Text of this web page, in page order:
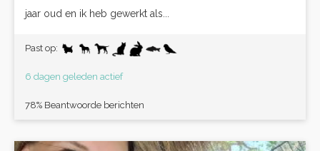
jaar oud en ik heb gewerkt als...
Past op:
6 dagen geleden actief
78% Beantwoorde berichten